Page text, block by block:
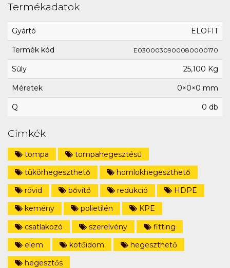
Termékadatok
Gyártó ELOFIT
Termék kód E0300030900080000170
Súly 25,100 Kg
Méretek 0×0×0 mm
Q 0 db
Címkék
tompa
tompahegesztésű
tükörhegeszthető
homlokhegeszthető
rövid
bővítő redukció
HDPE
kemény
polietilén
KPE
csatlakozó
szerelvény
fitting
elem
kötőidom
hegeszthető
hegesztős